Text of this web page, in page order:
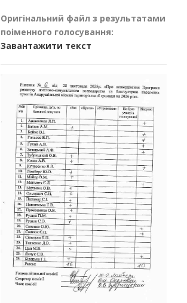
Оригінальний файл з результатами
поіменного голосування:
Завантажити текст